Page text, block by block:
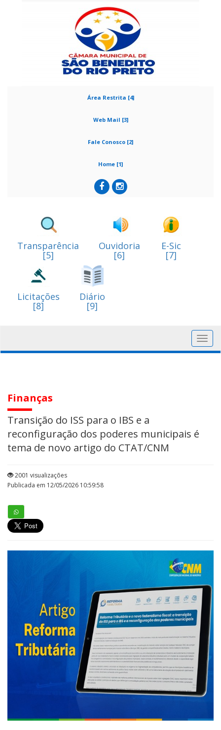
Área Restrita [4]
Web Mail [3]
Fale Conosco [2]
Home [1]
Transparência
[5]
Ouvidoria
[6]
E-Sic
[7]
Licitações
[8]
Diário
[9]
Finanças
Transição do ISS para o IBS e a
reconfiguração dos poderes municipais é
tema de novo artigo do CTAT/CNM
2001 visualizações
Publicada em 12/05/2026 10:59:58